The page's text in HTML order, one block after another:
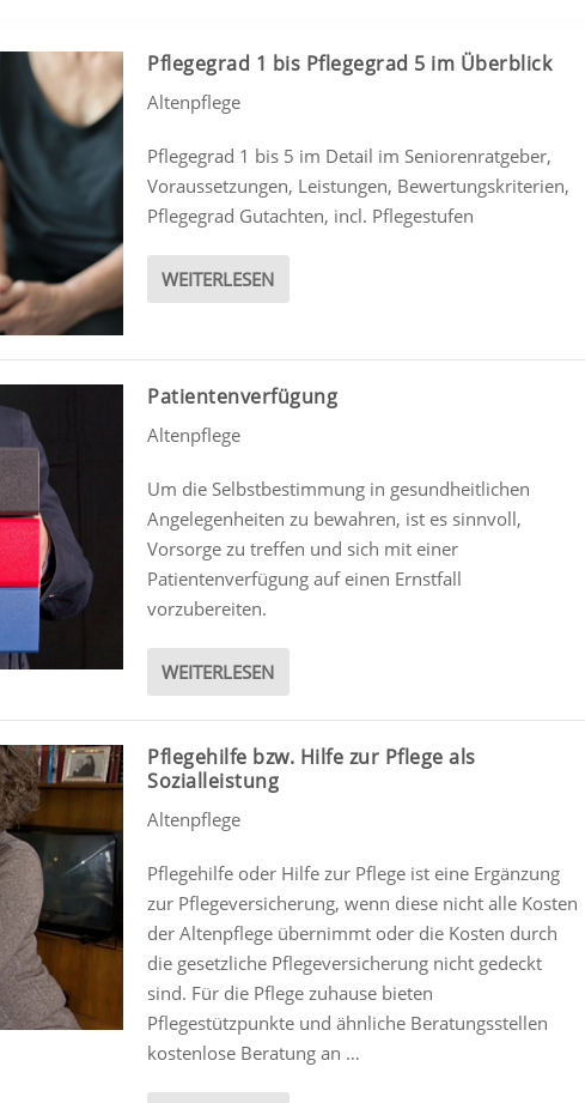
Pflegegrad 1 bis Pflegegrad 5 im Überblick
Altenpflege
Pflegegrad 1 bis 5 im Detail im Seniorenratgeber,
Voraussetzungen, Leistungen, Bewertungskriterien,
Pflegegrad Gutachten, incl. Pflegestufen
WEITERLESEN
Patientenverfügung
Altenpflege
Um die Selbstbestimmung in gesundheitlichen
Angelegenheiten zu bewahren, ist es sinnvoll,
Vorsorge zu treffen und sich mit einer
Patientenverfügung auf einen Ernstfall
vorzubereiten.
WEITERLESEN
Pflegehilfe bzw. Hilfe zur Pflege als
Sozialleistung
Altenpflege
Pflegehilfe oder Hilfe zur Pflege ist eine Ergänzung
zur Pflegeversicherung, wenn diese nicht alle Kosten
der Altenpflege übernimmt oder die Kosten durch
die gesetzliche Pflegeversicherung nicht gedeckt
sind. Für die Pflege zuhause bieten
Pflegestützpunkte und ähnliche Beratungsstellen
kostenlose Beratung an …